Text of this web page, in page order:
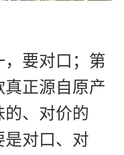
要对口；第
正源自原产
、对价的
是对口、对